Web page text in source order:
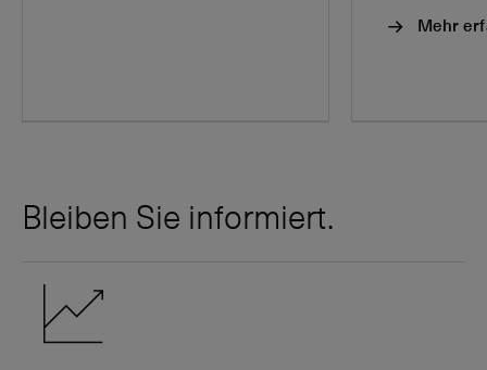
Mehr
Bleiben Sie informiert.